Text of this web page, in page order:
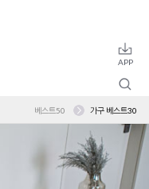
베스트50 가구 베스트30